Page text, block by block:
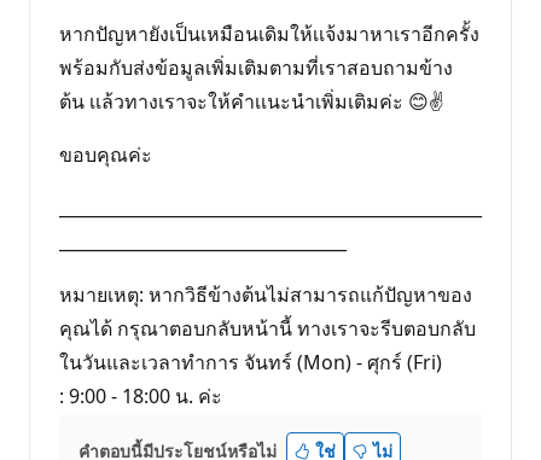
หากปัญหายังเป็นเหมือนเดิมให้เเจ้งมาหาเราอีกครั้ง
พร้อมกับส่งข้อมูลเพิ่มเติมตามที่เราสอบถามข้าง
ต้น เเล้วทางเราจะให้คำเเนะนำเพิ่มเติมค่ะ 😊✌
ขอบคุณค่ะ
หมายเหตุ: หากวิธีข้างต้นไม่สามารถแก้ปัญหาของ
คุณได้ กรุณาตอบกลับหน้านี้ ทางเราจะรีบตอบกลับ
ในวันและเวลาทำการ จันทร์ (Mon) - ศุกร์ (Fri)
: 9:00 - 18:00 น. ค่ะ
คำตอบนี้มีประโยชน์หรือไม่ ใช่ ไม่